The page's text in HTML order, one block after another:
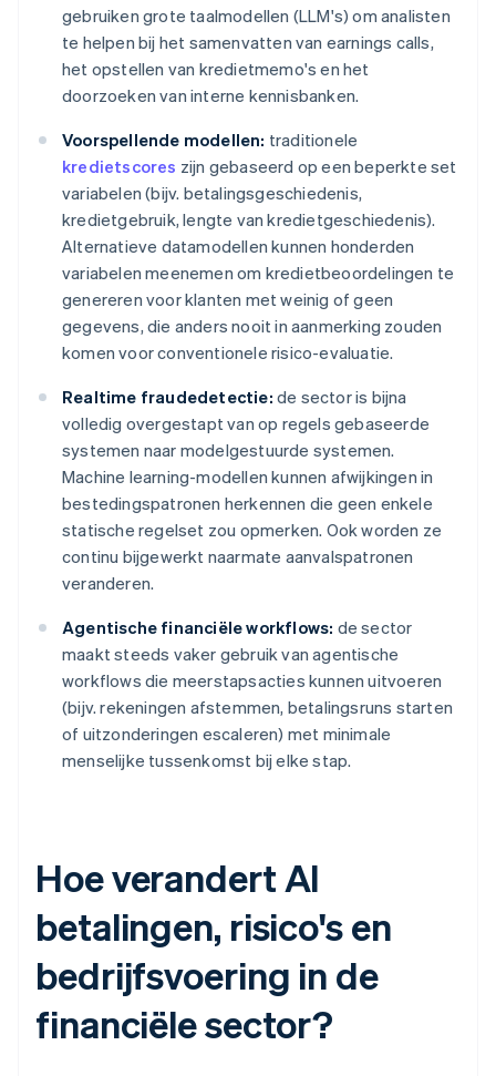
gebruiken grote taalmodellen (LLM's) om analisten
te helpen bij het samenvatten van earnings calls,
het opstellen van kredietmemo's en het
doorzoeken van interne kennisbanken.
Voorspellende modellen: traditionele
kredietscores zijn gebaseerd op een beperkte set
variabelen (bijv. betalingsgeschiedenis,
kredietgebruik, lengte van kredietgeschiedenis).
Alternatieve datamodellen kunnen honderden
variabelen meenemen om kredietbeoordelingen te
genereren voor klanten met weinig of geen
gegevens, die anders nooit in aanmerking zouden
komen voor conventionele risico-evaluatie.
Realtime fraudedetectie: de sector is bijna
volledig overgestapt van op regels gebaseerde
systemen naar modelgestuurde systemen.
Machine learning-modellen kunnen afwijkingen in
bestedingspatronen herkennen die geen enkele
statische regelset zou opmerken. Ook worden ze
continu bijgewerkt naarmate aanvalspatronen
veranderen.
Agentische financiële workflows: de sector
maakt steeds vaker gebruik van agentische
workflows die meerstapsacties kunnen uitvoeren
(bijv. rekeningen afstemmen, betalingsruns starten
of uitzonderingen escaleren) met minimale
menselijke tussenkomst bij elke stap.
Hoe verandert AI
betalingen, risico's en
bedrijfsvoering in de
financiële sector?